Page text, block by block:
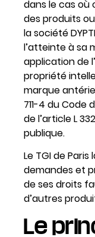
dans le cas
des produits
la société
l’atteinte à sa
application de
propriété
marque
711-4 du
de l’article L
publique.
Le TGI de
demandes et
de ses droits
d’autres
Le